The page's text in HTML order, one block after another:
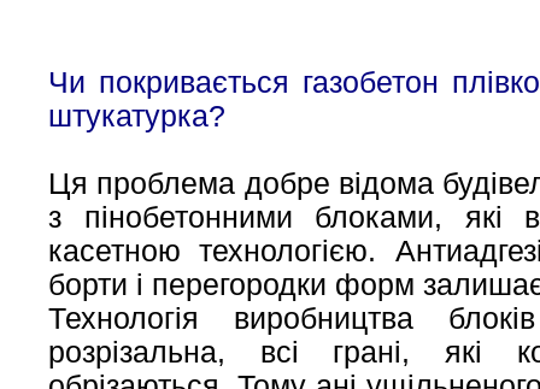
Чи покривається газобетон
штукатурка?
Ця проблема добре відома
з пінобетонними блоками, які
касетною технологією.
борти і перегородки форм
Технологія виробництва
розрізальна, всі грані, які